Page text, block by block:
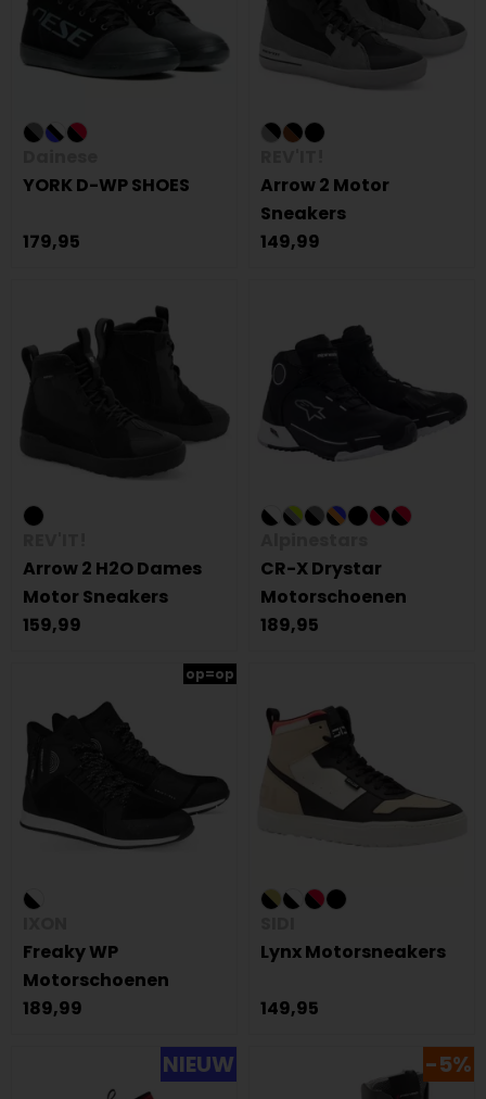
YORK D-WP SHOES
179,95
Arrow 2 Motor
Sneakers
149,99
Arrow 2 H2O Dames
Motor Sneakers
159,99
CR-X Drystar
Motorschoenen
189,95
op=op
Freaky WP
Motorschoenen
189,99
Lynx Motorsneakers
149,95
NIEUW -5%